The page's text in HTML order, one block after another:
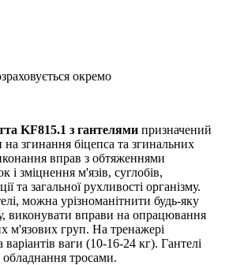
окремо
KF815.1 з гантелями призначений
згинання біцепса та згинальних
вправ з обтяженнями
і зміцнення м'язів, суглобів,
та загальної рухливості організму.
можна урізноманітнити будь-яку
виконувати вправи на опрацювання
м'язових груп. На тренажері
варіантів ваги (10-16-24 кг). Гантелі
обладнання тросами.